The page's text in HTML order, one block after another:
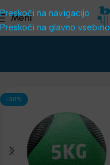
Preskoči na navigacijo
Preskoči na glavno vsebino
Meni
-30%